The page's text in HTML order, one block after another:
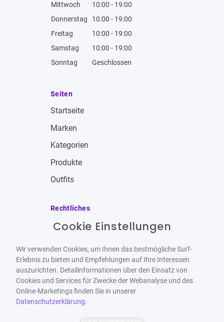
Mittwoch
10:00 - 19:00
Donnerstag
10:00 - 19:00
Freitag
10:00 - 19:00
Samstag
10:00 - 19:00
Sonntag
Geschlossen
Seiten
Startseite
Marken
Kategorien
Produkte
Outfits
Rechtliches
Impressum
Datenschutzbestimmungen
Widerrufsbelehrung
Cookie Einstellungen
Wir verwenden Cookies, um Ihnen das bestmögliche Surf-
Erlebnis zu bieten und Empfehlungen auf Ihre Interessen
auszurichten. Detailinformationen über den Einsatz von
Cookies und Services für Zwecke der Webanalyse und des
Online-Marketings finden Sie in unserer
Datenschutzerklärung.